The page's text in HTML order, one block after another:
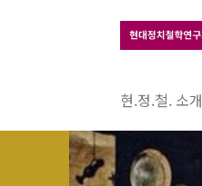
현.정.철. 소개